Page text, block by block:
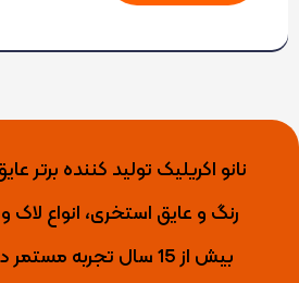
نانو اکریلیک تولید کننده برتر
رنگ و عایق استخری، انواع لاک
بیش از 15 سال تجربه